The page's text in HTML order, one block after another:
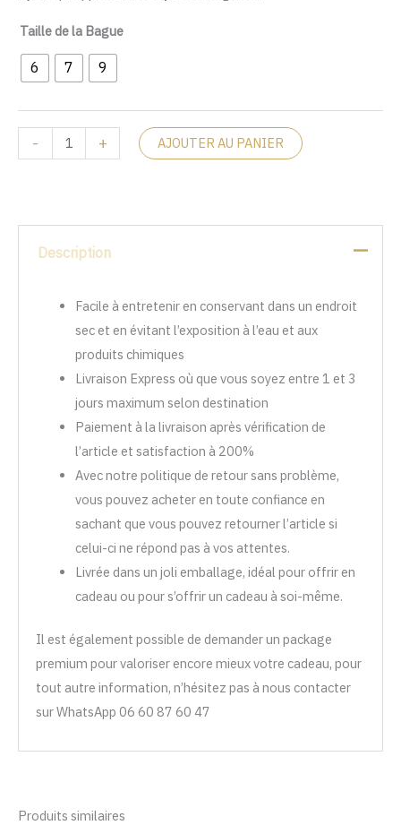
Taille de la Bague
6 7 9
- + AJOUTER AU PANIER
Description
Facile à entretenir en conservant dans un endroit
sec et en évitant l’exposition à l’eau et aux
produits chimiques
Livraison Express où que vous soyez entre 1 et 3
jours maximum selon destination
Paiement à la livraison après vérification de
l’article et satisfaction à 200%
Avec notre politique de retour sans problème,
vous pouvez acheter en toute confiance en
sachant que vous pouvez retourner l’article si
celui-ci ne répond pas à vos attentes.
Livrée dans un joli emballage, idéal pour offrir en
cadeau ou pour s’offrir un cadeau à soi-même.
Il est également possible de demander un package
premium pour valoriser encore mieux votre cadeau, pour
tout autre information, n’hésitez pas à nous contacter
sur WhatsApp 06 60 87 60 47
Produits similaires